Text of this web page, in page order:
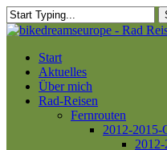
Skip
to
content
Close
Menu
Start
Aktuelles
Über mich
Rad-Reisen
Fernrouten
2012-2015-